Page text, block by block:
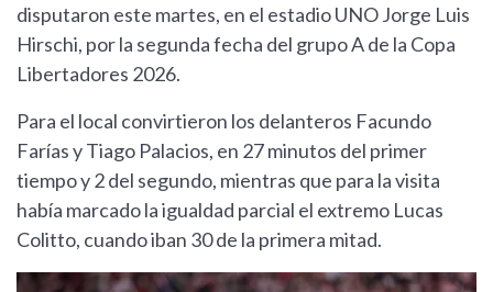
disputaron este martes, en el estadio UNO Jorge Luis
Hirschi, por la segunda fecha del grupo A de la Copa
Libertadores 2026.
Para el local convirtieron los delanteros Facundo
Farías y Tiago Palacios, en 27 minutos del primer
tiempo y 2 del segundo, mientras que para la visita
había marcado la igualdad parcial el extremo Lucas
Colitto, cuando iban 30 de la primera mitad.